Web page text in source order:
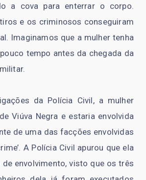
a cova para enterrar o corpo.
e os criminosos conseguiram
Imaginamos que a mulher tenha
tempo antes da chegada da
da Polícia Civil, a mulher
Viúva Negra e estaria envolvida
de uma das facções envolvidas
A Polícia Civil apurou que ela
envolvimento, visto que os três